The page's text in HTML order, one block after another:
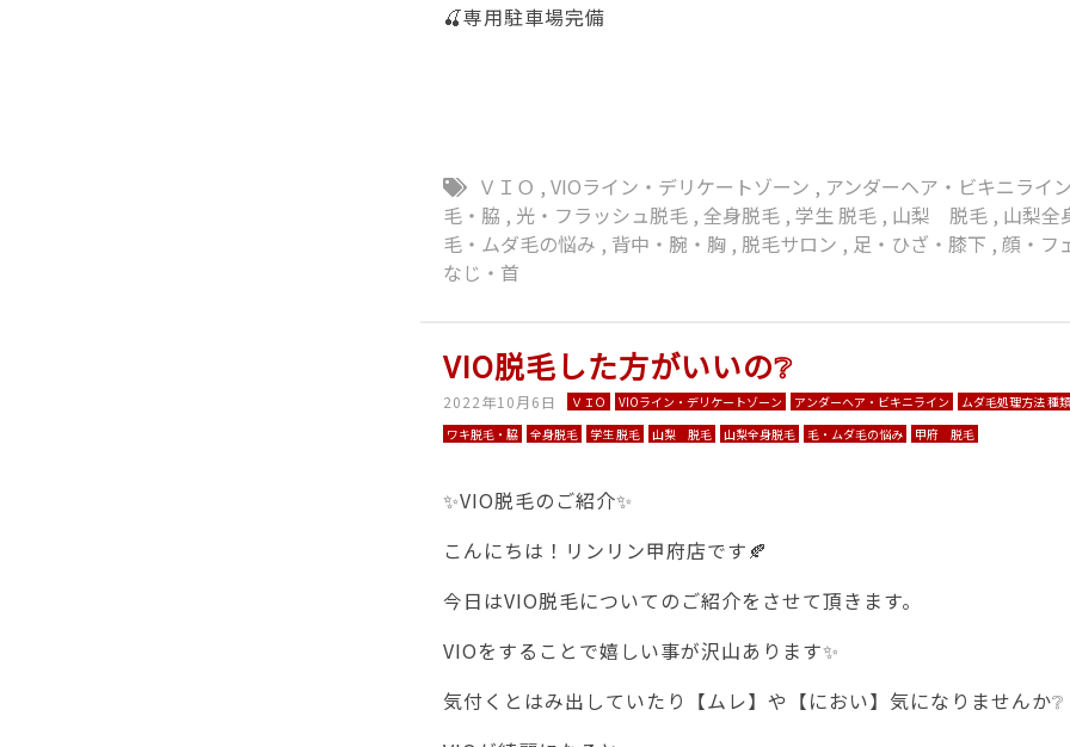
🍒専用駐車場完備
ＶＩＯ ,VIOライン・デリケートゾーン , アンダーヘア・ビキニライン
毛・脇 , 光・フラッシュ脱毛 ,全身脱毛 ,学生 脱毛 , 山梨 脱毛 , 山梨全
毛・ムダ毛の悩み , 背中・腕・胸 , 脱毛サロン , 足・ひざ・膝下 ,顔・フ
なじ・首
VIO脱毛した方がいいの❔
2022年10月6日 ＶＩＯ VIOライン・デリケートゾーン アンダーヘア・ビキニライン
ムダ毛処理方法 種
ワキ脱毛・脇
全身脱毛 学生 脱毛 山梨 脱毛 山梨全身脱毛 毛・ムダ毛の悩み 甲府 脱毛
✨VIO脱毛のご紹介✨
こんにちは！リンリン甲府店です🍂
今日はVIO脱毛についてのご紹介をさせて頂きます。
VIOをすることで嬉しい事が沢山あります✨
気付くとはみ出していたり【ムレ】や【におい】気になりませんか❔